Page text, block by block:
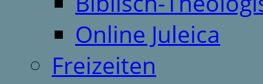
Online Juleica
Freizeiten